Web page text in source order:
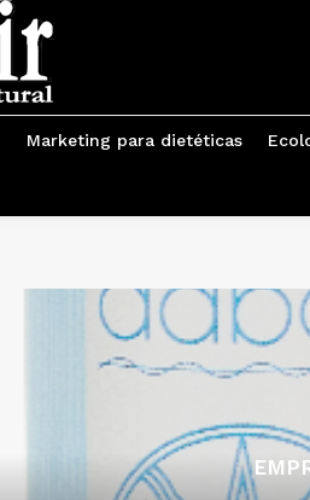
Marketing para dietéticas